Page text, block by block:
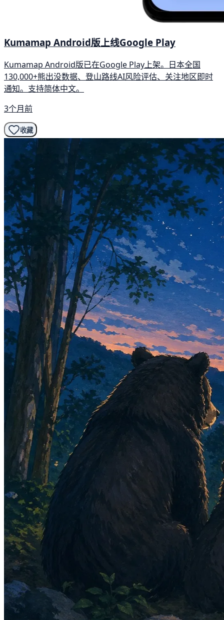
Kumamap Android版上线Google Play
Kumamap Android版已在Google Play上架。日本全国
130,000+熊出没数据、登山路线AI风险评估、关注地区即时
通知。支持简体中文。
3个月前
收藏